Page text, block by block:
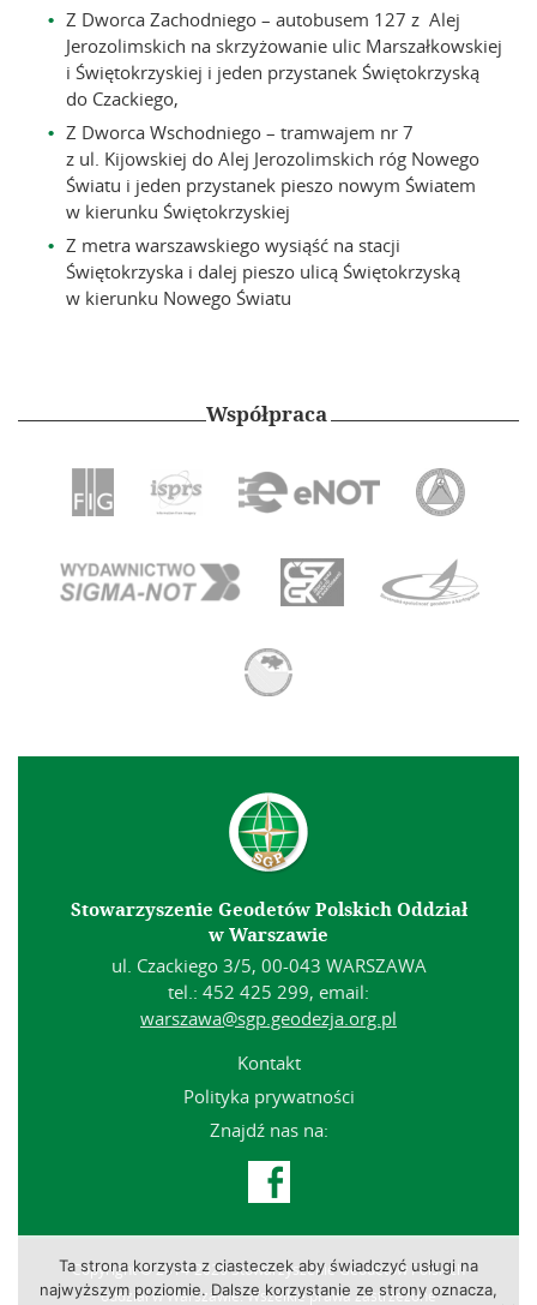
Z Dworca Zachodniego – autobusem 127 z Alej
Jerozolimskich na skrzyżowanie ulic Marszałkowskiej
i Świętokrzyskiej i jeden przystanek Świętokrzyską
do Czackiego,
Z Dworca Wschodniego – tramwajem nr 7
z ul. Kijowskiej do Alej Jerozolimskich róg Nowego
Światu i jeden przystanek pieszo nowym Światem
w kierunku Świętokrzyskiej
Z metra warszawskiego wysiąść na stacji
Świętokrzyska i dalej pieszo ulicą Świętokrzyską
w kierunku Nowego Światu
Współpraca
Stowarzyszenie Geodetów Polskich Oddział
w Warszawie
ul. Czackiego 3/5, 00-043 WARSZAWA
tel.: 452 425 299, email:
warszawa@sgp.geodezja.org.pl
Kontakt
Polityka prywatności
Znajdź nas na:

Copyright © 2014-2026 Stowarzyszenie Geodetów Polskich
oddział w Warszawie. Wszelkie prawa zastrzeżone
Ta strona korzysta z ciasteczek aby świadczyć usługi na
najwyższym poziomie. Dalsze korzystanie ze strony oznacza,